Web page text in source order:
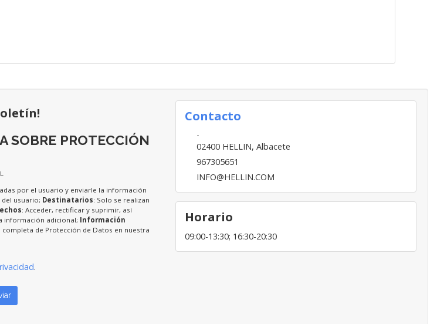
SOBRE PROTECCIÓN
por el usuario y enviarle la información
usuario; Destinatarios: Solo se realizan
: Acceder, rectificar y suprimir, así
información adicional; Información
de Protección de Datos en nuestra
.
Contacto
-
02400 HELLIN, Albacete
967305651
INFO@HELLIN.COM
Horario
09:00-13:30; 16:30-20:30